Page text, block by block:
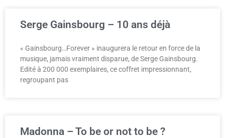
Serge Gainsbourg – 10 ans déjà
« Gainsbourg…Forever » inaugurera le retour en force de la
musique, jamais vraiment disparue, de Serge Gainsbourg.
Edité à 200 000 exemplaires, ce coffret impressionnant,
regroupant pas
Madonna – To be or not to be ?